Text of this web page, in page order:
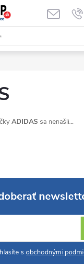
ADIDAS sa nenašli...
s obchodnými